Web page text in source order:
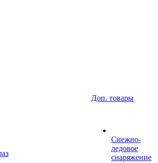
Доп. товары
Снежно-
ледовое
снаряжение